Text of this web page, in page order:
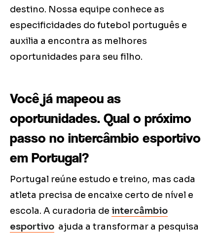
destino. Nossa equipe conhece as
especificidades do futebol português e
auxilia a encontra as melhores
oportunidades para seu filho.
Você já mapeou as
oportunidades. Qual o próximo
passo no intercâmbio esportivo
em Portugal?
Portugal reúne estudo e treino, mas cada
atleta precisa de encaixe certo de nível e
escola. A curadoria de intercâmbio
esportivo ajuda a transformar a pesquisa